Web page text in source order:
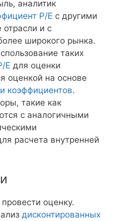
аналитик
P/E с другими
и с
широкого рынка.
таких
E для оценки
оценкой на основе
коэффициентов.
такие как
с аналогичными
расчета внутренней
оценку.
дисконтированных